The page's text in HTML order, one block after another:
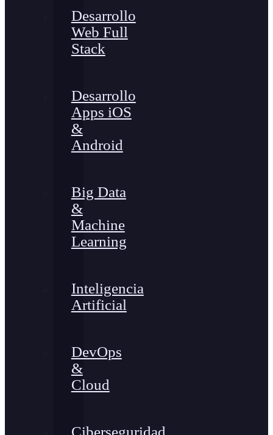
Desarrollo
Web Full
Stack
Desarrollo
Apps iOS
&
Android
Big Data
&
Machine
Learning
Inteligencia
Artificial
DevOps
&
Cloud
Ciberseguridad